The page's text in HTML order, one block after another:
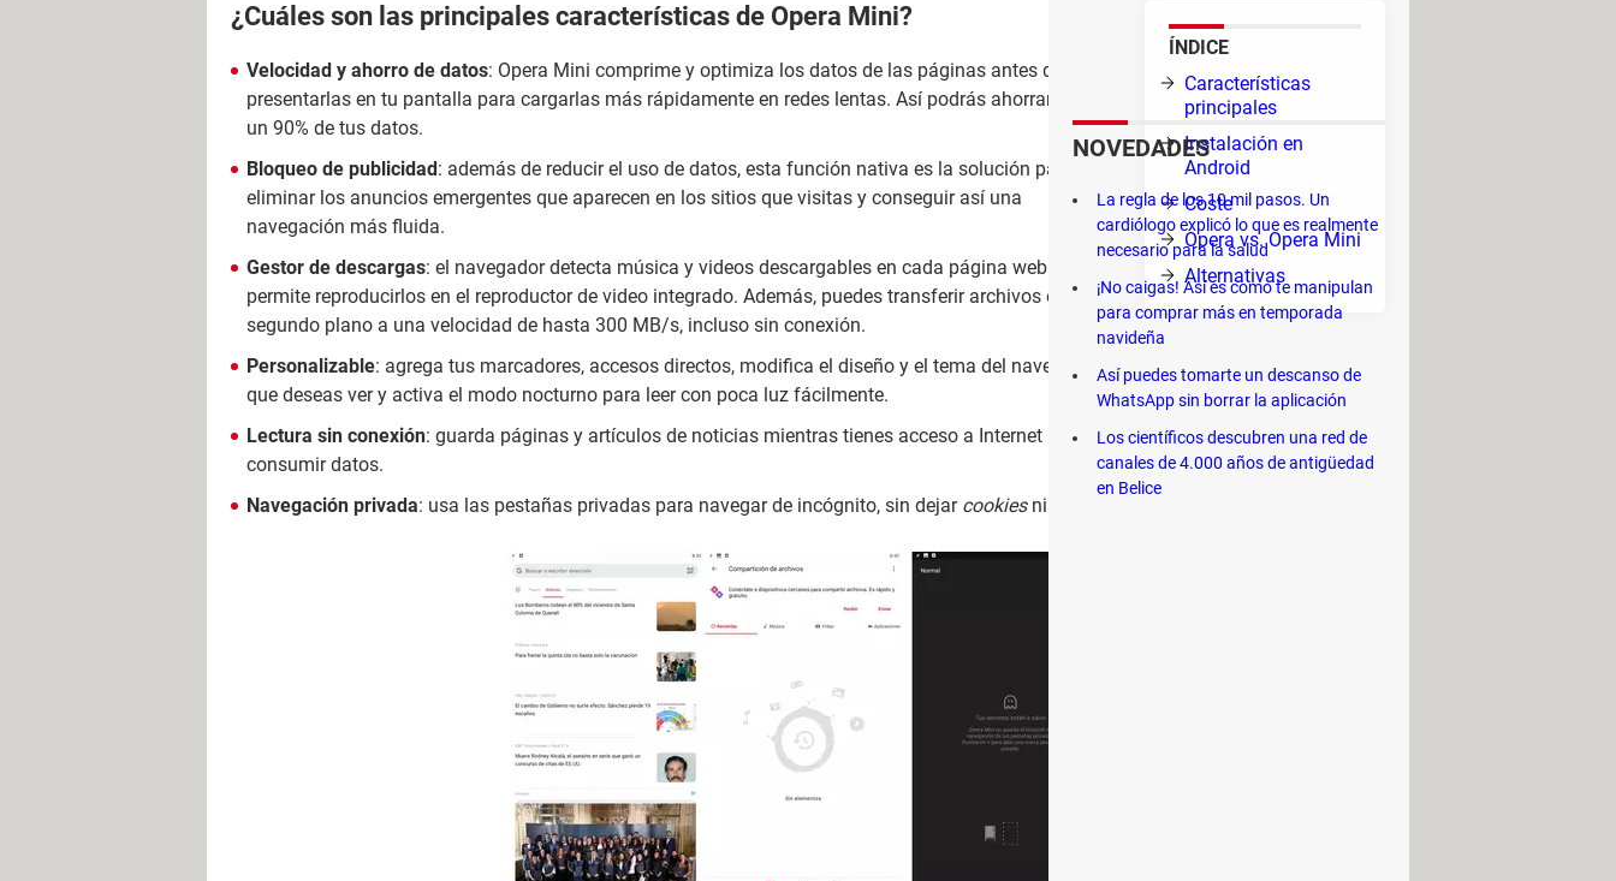
ÍNDICE
Características
principales
Instalación en
Android
Coste
Opera vs. Opera Mini
Alternativas
¿Cuáles son las principales características de Opera Mini?
Velocidad y ahorro de datos: Opera Mini comprime y optimiza los datos de las páginas antes de
presentarlas en tu pantalla para cargarlas más rápidamente en redes lentas. Así podrás ahorrar hasta
un 90% de tus datos.
Bloqueo de publicidad: además de reducir el uso de datos, esta función nativa es la solución para
eliminar los anuncios emergentes que aparecen en los sitios que visitas y conseguir así una
navegación más fluida.
Gestor de descargas: el navegador detecta música y videos descargables en cada página web y te
permite reproducirlos en el reproductor de video integrado. Además, puedes transferir archivos en
segundo plano a una velocidad de hasta 300 MB/s, incluso sin conexión.
Personalizable: agrega tus marcadores, accesos directos, modifica el diseño y el tema del navegador, elige las categorías de noticias
que deseas ver y activa el modo nocturno para leer con poca luz fácilmente.
Lectura sin conexión: guarda páginas y artículos de noticias mientras tienes acceso a Internet para leerlos después sin conexión y sin
consumir datos.
Navegación privada: usa las pestañas privadas para navegar de incógnito, sin dejar cookiesni rastros en tu dispositivo.
NOVEDADES
La regla de los 10 mil pasos. Un
cardiólogo explicó lo que es realmente
necesario para la salud
¡No caigas! Así es como te manipulan
para comprar más en temporada
navideña
Así puedes tomarte un descanso de
WhatsApp sin borrar la aplicación
Los científicos descubren una red de
canales de 4.000 años de antigüedad
en Belice